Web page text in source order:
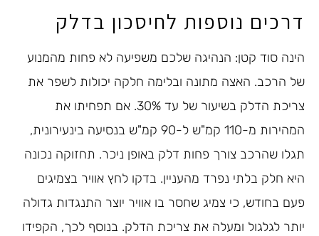
דרכים נוספות לחיסכון בדלק
הינה סוד קטן: הנהיגה שלכם משפיעה לא פחות מהמנוע
של הרכב. האצה מתונה ובלימה חלקה יכולות לשפר את
צריכת הדלק בשיעור של עד 30%. אם תפחיתו את
המהירות מ-110 קמ"ש ל-90 קמ"ש בנסיעה בינעירונית,
תגלו שהרכב צורך פחות דלק באופן ניכר. תחזוקה נכונה
היא חלק בלתי נפרד מהעניין. בדקו לחץ אוויר בצמיגים
פעם בחודש, כי צמיג שחסר בו אוויר יוצר התנגדות גדולה
יותר לגלגול ומעלה את צריכת הדלק. בנוסף לכך, הקפידו